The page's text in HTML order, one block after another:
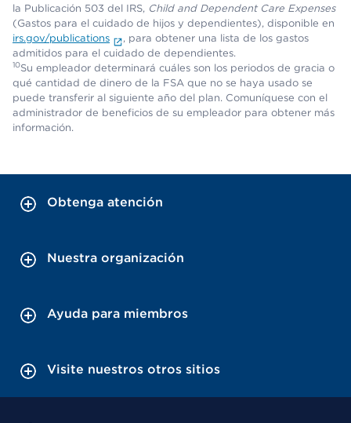
la Publicación 503 del IRS, Child and Dependent Care Expenses
(Gastos para el cuidado de hijos y dependientes), disponible en
irs.gov/publications
, para obtener una lista de los gastos
admitidos para el cuidado de dependientes.
10Su empleador determinará cuáles son los periodos de gracia o
qué cantidad de dinero de la FSA que no se haya usado se
puede transferir al siguiente año del plan. Comuníquese con el
administrador de beneficios de su empleador para obtener más
información.
Obtenga atención
Nuestra organización
Ayuda para miembros
Visite nuestros otros sitios